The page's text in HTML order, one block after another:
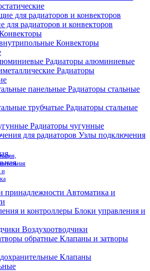
радиаторов и конвекторов
Конвекторы
Радиаторы алюминиевые
Радиаторы
Радиаторы стальные
Радиаторы стальные
Радиаторы чугунные
Узлы подключения
и
Автоматика и
Блоки управления и
Воздухоотводчики
Клапаны и затворы
Клапаны